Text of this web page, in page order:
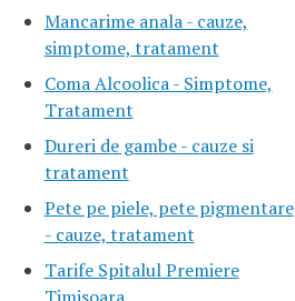
Mancarime anala - cauze,
simptome, tratament
Coma Alcoolica - Simptome,
Tratament
Dureri de gambe - cauze si
tratament
Pete pe piele, pete pigmentare
- cauze, tratament
Tarife Spitalul Premiere
Timisoara